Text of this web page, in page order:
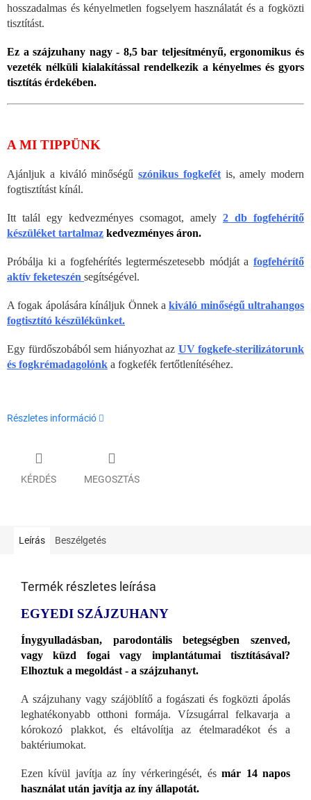
hosszadalmas és kényelmetlen fogselyem használatát és a fogközti
tisztítást.
Ez a szájzuhany nagy - 8,5 bar teljesítményű, ergonomikus és
vezeték nélküli kialakítással rendelkezik a kényelmes és gyors
tisztítás érdekében.
A MI TIPPÜNK
Ajánljuk a kiváló minőségű szónikus fogkefétis, amely modern
fogtisztítást kínál.
Itt talál egy kedvezményes csomagot, amely 2 db fogfehérítő
készüléket tartalmaz kedvezményes áron.
Próbálja ki a fogfehérítés legtermészetesebb módját a fogfehérítő
aktív feketeszén segítségével.
A fogak ápolására kínáljuk Önnek akiváló minőségű ultrahangos
fogtisztító készülékünket.
Egy fürdőszobából sem hiányozhat az UV fogkefe-sterilizátorunk
és fogkrémadagolónk a fogkefék fertőtlenítéséhez.
Részletes információ
KÉRDÉS MEGOSZTÁS
Leírás Beszélgetés
Termék részletes leírása
EGYEDI SZÁJZUHANY
Ínygyulladásban, parodontális betegségben szenved,
vagy küzd fogai vagy implantátumai tisztításával?
Elhoztuk a megoldást - a szájzuhanyt.
A szájzuhany vagy szájöblítő a fogászati és fogközti ápolás
leghatékonyabb otthoni formája. Vízsugárral felkavarja a
kórokozó plakkot, és eltávolítja az ételmaradékot és a
baktériumokat.
Ezen kívül javítja az íny vérkeringését, ésmár 14 napos
használat után javítja az íny állapotát.